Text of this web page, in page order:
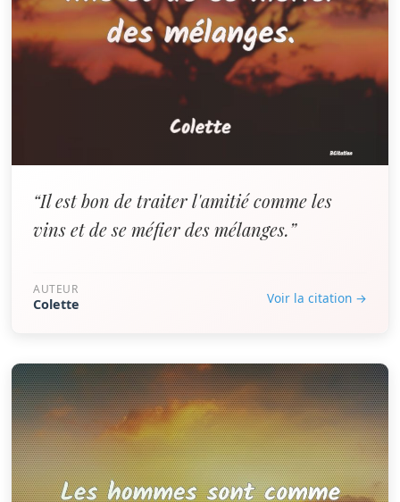
“Il est bon de traiter l'amitié comme les
vins et de se méfier des mélanges.”
AUTEUR
Colette Voir la citation →